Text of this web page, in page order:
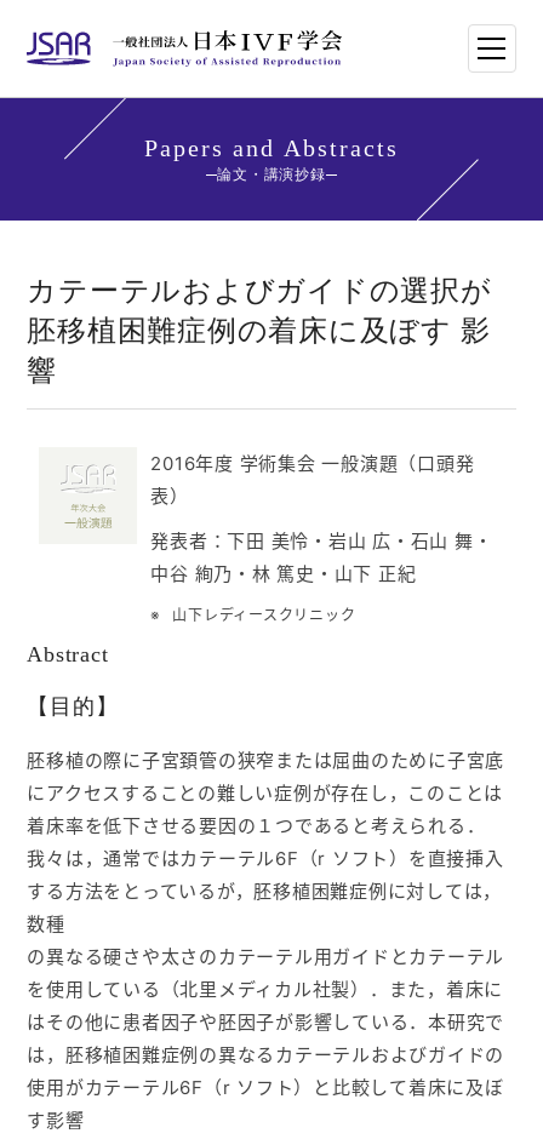
HOME
学会講師紹介
年次大会・イベント
世界のトレンド
医師募集情報
ログイン
Papers and Abstracts
論文・講演抄録
カテーテルおよびガイドの選択が
胚移植困難症例の着床に及ぼす 影
響
2016年度 学術集会 一般演題（口頭発
表）
発表者：下田 美怜・岩山 広・石山 舞・
中谷 絢乃・林 篤史・山下 正紀
山下レディースクリニック
Abstract
【目的】
胚移植の際に子宮頚管の狭窄または屈曲のために子宮底
にアクセスすることの難しい症例が存在し，このことは
着床率を低下させる要因の１つであると考えられる．
我々は，通常ではカテーテル6F（r ソフト）を直接挿入
する方法をとっているが，胚移植困難症例に対しては，
数種
の異なる硬さや太さのカテーテル用ガイドとカテーテル
を使用している（北里メディカル社製）．また，着床に
はその他に患者因子や胚因子が影響している．本研究で
は，胚移植困難症例の異なるカテーテルおよびガイドの
使用がカテーテル6F（r ソフト）と比較して着床に及ぼ
す影響